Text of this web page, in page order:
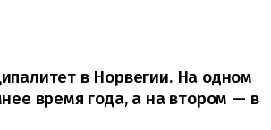
в Норвегии. На одном
время года, а на втором — в